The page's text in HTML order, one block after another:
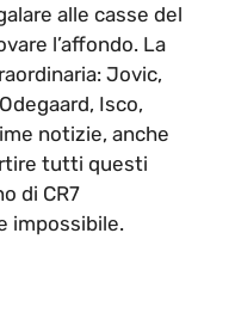
alle casse del
l’affondo. La
Jovic,
Isco,
notizie, anche
tutti questi
di CR7
impossibile.